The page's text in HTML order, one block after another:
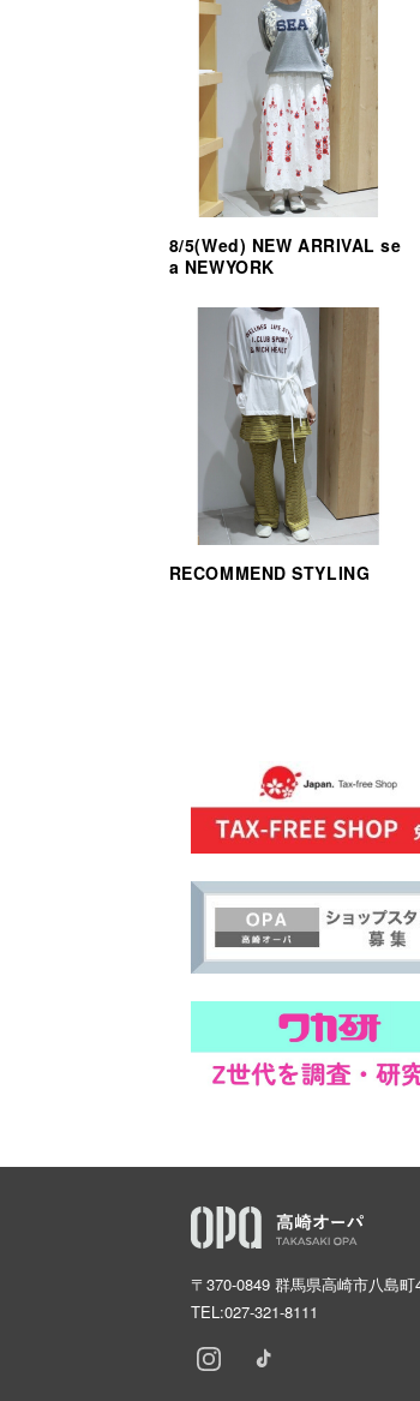
8/5(Wed) NEW ARRIVAL se
a NEWYORK
RECOMMEND STYLING
〒370-0849 群馬県高崎市八島町
TEL:027-321-8111